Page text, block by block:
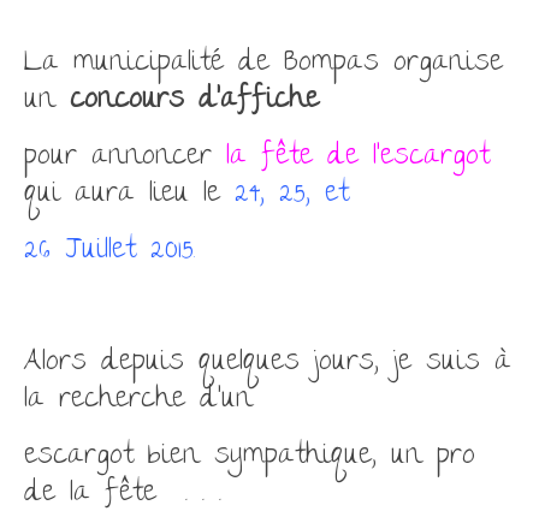
La municipalité de Bompas organise
un concours d’affiche
pour annoncer la fête de l’escargot
qui aura lieu le 24, 25, et
26 Juillet 2015.
Alors depuis quelques jours, je suis à
la recherche d’un
escargot bien sympathique, un pro
de la fête . . .